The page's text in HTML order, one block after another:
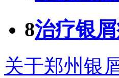
8治疗银
关于郑州银